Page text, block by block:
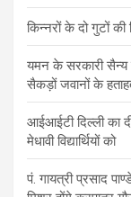
किन्नरों के दो गुटों
यमन के सरकारी सैन्य
सैकड़ों जवानों के
आईआईटी दिल्ली का
मेधावी विद्यार्थियों को
पं. गायत्री प्रसाद